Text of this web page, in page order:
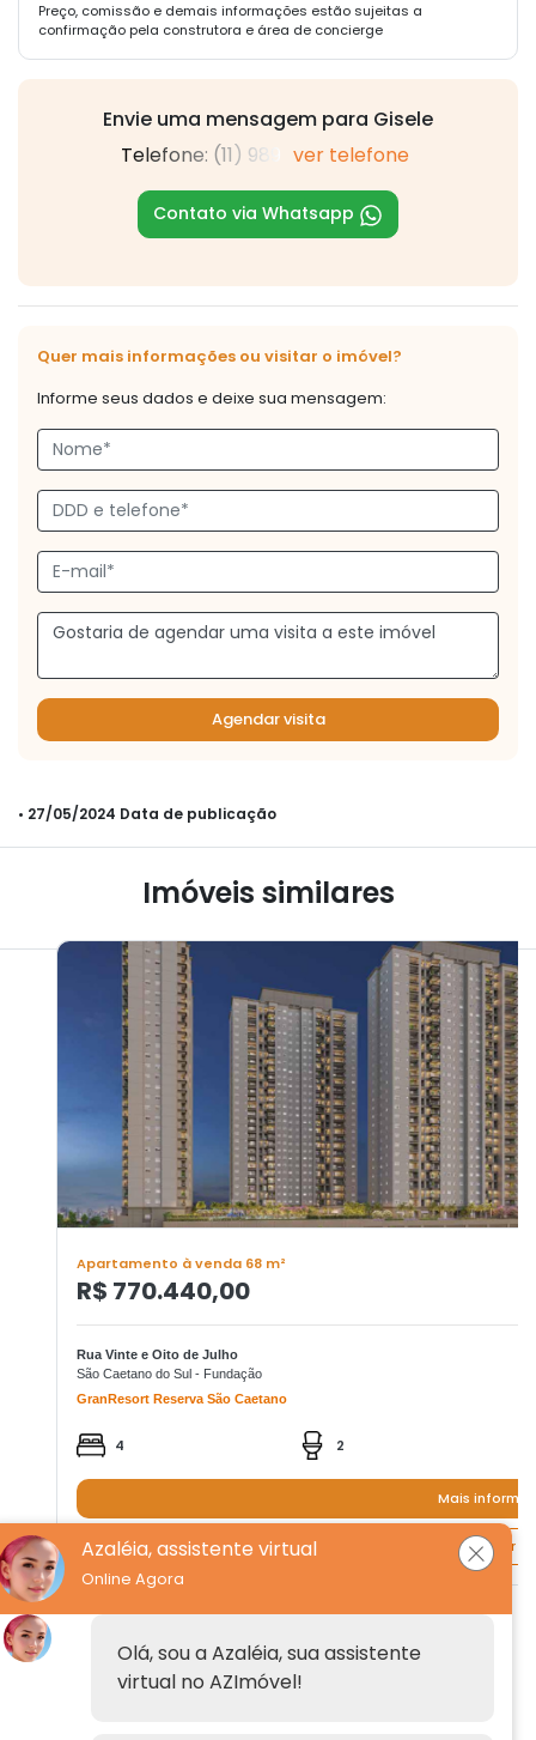
Azaléia, assistente virtual
Online Agora
Olá, sou a Azaléia, sua assistente
virtual no AZImóvel!
Preço, comissão e demais informações estão sujeitas a
confirmação pela construtora e área de concierge
Envie uma mensagem para Gisele
Telefone: (11) 989
ver telefone
Contato via Whatsapp
Quer mais informações ou visitar o imóvel?
Informe seus dados e deixe sua mensagem:
Agendar visita
• 27/05/2024 Data de publicação
Imóveis similares
Apartamento à venda 68 m²
R$ 770.440,00
Rua Vinte e Oito de Julho
São Caetano do Sul - Fundação
GranResort Reserva São Caetano
4 2
Mais
Quero agendar
Institucional